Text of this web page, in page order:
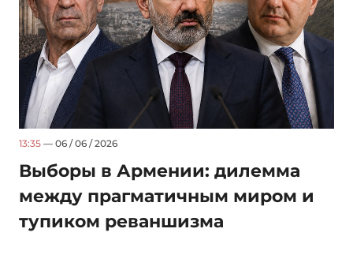
13:35 — 06 / 06 / 2026
Выборы в Армении: дилемма
между прагматичным миром и
тупиком реваншизма